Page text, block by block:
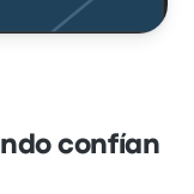
confían